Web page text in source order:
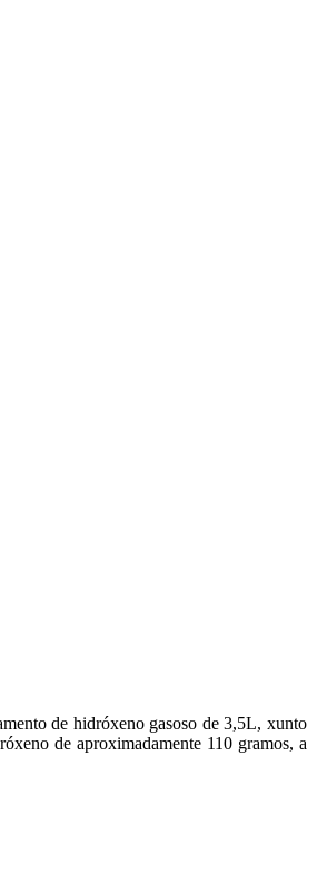
de hidróxeno gasoso de 3,5L, xunto
de aproximadamente 110 gramos, a